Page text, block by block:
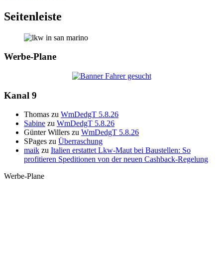
Seitenleiste
Werbe-Plane
Kanal 9
Thomas zu WmDedgT 5.8.26
Sabine zu WmDedgT 5.8.26
Günter Willers zu WmDedgT 5.8.26
SPages zu Überraschung
maik zu Italien erstattet Lkw-Maut bei Baustellen: So
profitieren Speditionen von der neuen Cashback-Regelung
Werbe-Plane